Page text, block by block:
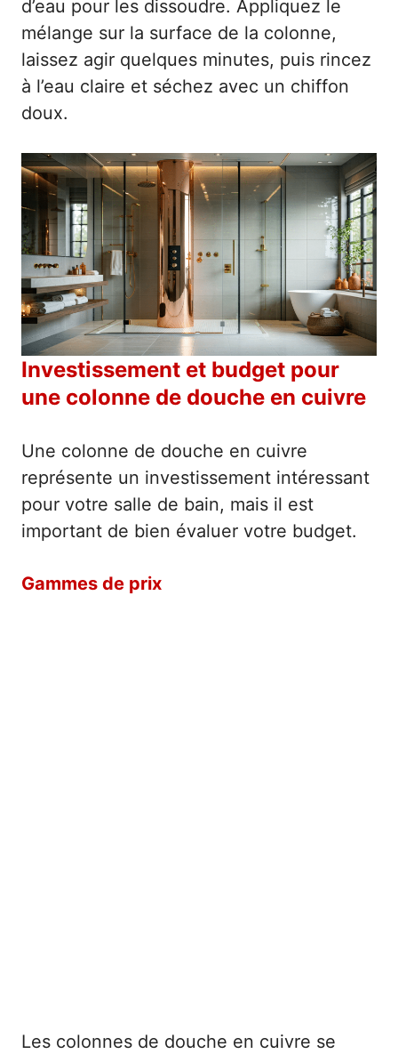
d’eau pour les dissoudre. Appliquez le
mélange sur la surface de la colonne,
laissez agir quelques minutes, puis rincez
à l’eau claire et séchez avec un chiffon
doux.
Investissement et budget pour
une colonne de douche en cuivre
Une colonne de douche en cuivre
représente un investissement intéressant
pour votre salle de bain, mais il est
important de bien évaluer votre budget.
Gammes de prix
Les colonnes de douche en cuivre se